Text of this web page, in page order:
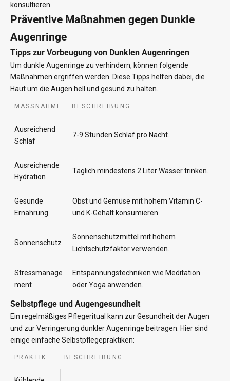
konsultieren.
Präventive Maßnahmen gegen Dunkle
Augenringe
Tipps zur Vorbeugung von Dunklen Augenringen
Um dunkle Augenringe zu verhindern, können folgende
Maßnahmen ergriffen werden. Diese Tipps helfen dabei, die
Haut um die Augen hell und gesund zu halten.
MASSNAHME BESCHREIBUNG
Ausreichend
Schlaf
7-9 Stunden Schlaf pro Nacht.
Ausreichende
Hydration
Täglich mindestens 2 Liter Wasser trinken.
Gesunde
Ernährung
Obst und Gemüse mit hohem Vitamin C-
und K-Gehalt konsumieren.
Sonnenschutz
Sonnenschutzmittel mit hohem
Lichtschutzfaktor verwenden.
Stressmanage
ment
Entspannungstechniken wie Meditation
oder Yoga anwenden.
Selbstpflege und Augengesundheit
Ein regelmäßiges Pflegeritual kann zur Gesundheit der Augen
und zur Verringerung dunkler Augenringe beitragen. Hier sind
einige einfache Selbstpflegepraktiken:
PRAKTIK BESCHREIBUNG